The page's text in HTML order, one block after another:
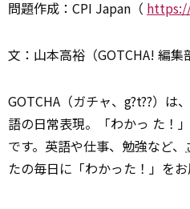
問題作成：CPI Japan（
文：山本高裕（GOTCHA! 編集
GOTCHA（ガチャ、g?t??）は
語の日常表現。「わかっ た！
です。英語や仕事、勉強など、
たの毎日に「わかった！」をお